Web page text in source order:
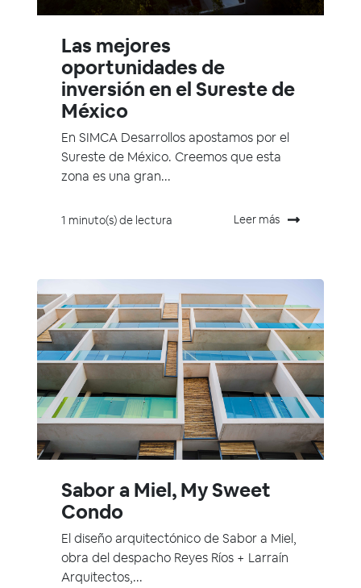
Las mejores
oportunidades de
inversión en el Sureste de
México
En SIMCA Desarrollos apostamos por el
Sureste de México. Creemos que esta
zona es una gran...
1 minuto(s) de lectura Leer más
Sabor a Miel, My Sweet
Condo
El diseño arquitectónico de Sabor a Miel,
obra del despacho Reyes Ríos + Larraín
Arquitectos,...